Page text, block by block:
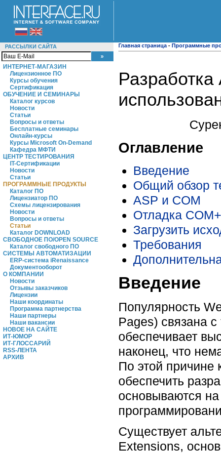
РАССЫЛКИ САЙТА
ИНТЕРНЕТ-МАГАЗИН
Лицензионное ПО
Курсы обучения
Сертификация
ОБУЧЕНИЕ И СЕМИНАРЫ
Каталог курсов
Новости
Статьи
Вопросы и ответы
Бесплатные семинары
Онлайн-курсы
Курсы Microsoft On-Demand
Кафедра МФТИ
ЦЕНТР ТЕСТИРОВАНИЯ
IT-Сертификации
Новости
Статьи
ПРОГРАММНЫЕ ПРОДУКТЫ
Каталог ПО
Лицензиатор ПО
Схемы лицензирования
Новости
Вопросы и ответы
Статьи
Каталог DOWNLOAD
СВОБОДНОЕ ПО/OPEN SOURCE
Каталог свободного ПО
СИСТЕМЫ АВТОМАТИЗАЦИИ
ERP-система iRenaissance
Документооборот
О КОМПАНИИ
Новости
Отзывы заказчиков
Лицензии
Наши координаты
Программа партнерства
Наши партнеры
Наши вакансии
НОВОЕ НА САЙТЕ
ИТ-ЮМОР
ИТ-ГЛОССАРИЙ
RSS-ЛЕНТА
АРХИВ
Главная страница - Программные
Оглавление
Введение
Общий обзор
ASP и COM
Отладка
Загрузить
Требования
Введение
Популярность
Pages) связана с
обеспечивает
наконец, что
По этой причине
обеспечить
основываются
Существует
Extensions,